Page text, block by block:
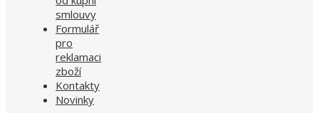
smlouvy
Formulář
pro
reklamaci
zboží
Kontakty
Novinky